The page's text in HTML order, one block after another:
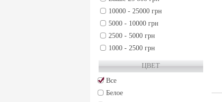
Chateau Grand-Puy-Lacoste (2)
Chateau Gruaud Larose (2)
Chateau Guiraud (1)
Chateau Haut-Brion (3)
10000 - 25000 грн
5000 - 10000 грн
2500 - 5000 грн
1000 - 2500 грн
250 - 500 грн
50 - 250 грн
ЦВЕТ
Все
Белое